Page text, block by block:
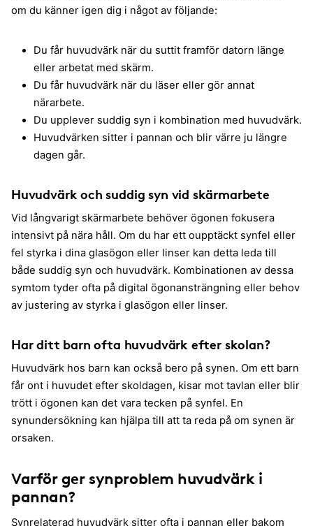
om du känner igen dig i något av följande:
Du får huvudvärk när du suttit framför datorn länge
eller arbetat med skärm.
Du får huvudvärk när du läser eller gör annat
närarbete.
Du upplever suddig syn i kombination med huvudvärk.
Huvudvärken sitter i pannan och blir värre ju längre
dagen går.
Huvudvärk och suddig syn vid skärmarbete
Vid långvarigt skärmarbete behöver ögonen fokusera
intensivt på nära håll. Om du har ett oupptäckt synfel eller
fel styrka i dina glasögon eller linser kan detta leda till
både suddig syn och huvudvärk. Kombinationen av dessa
symtom tyder ofta på digital ögonansträngning eller behov
av justering av styrka i glasögon eller linser.
Har ditt barn ofta huvudvärk efter skolan?
Huvudvärk hos barn kan också bero på synen. Om ett barn
får ont i huvudet efter skoldagen, kisar mot tavlan eller blir
trött i ögonen kan det vara tecken på synfel. En
synundersökning kan hjälpa till att ta reda på om synen är
orsaken.
Varför ger synproblem huvudvärk i
pannan?
Synrelaterad huvudvärk sitter ofta i pannan eller bakom